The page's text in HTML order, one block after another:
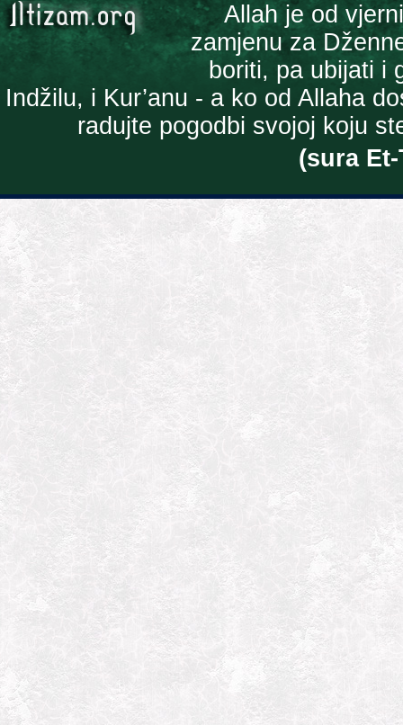
Allah je od
zamjenu za
boriti, pa ubijati i
Indžilu, i Kur’anu - a ko od Allaha
radujte pogodbi svojoj koju
(sura Et-